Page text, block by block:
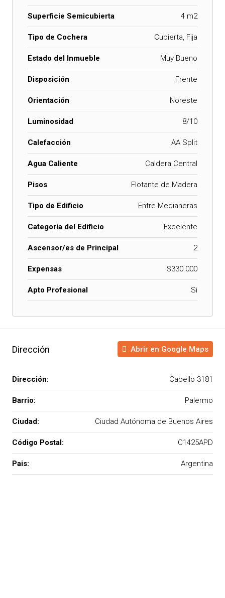
Superficie Semicubierta 4 m2
Tipo de Cochera Cubierta, Fija
Estado del Inmueble Muy Bueno
Disposición Frente
Orientación Noreste
Luminosidad 8/10
Calefacción AA Split
Agua Caliente Caldera Central
Pisos Flotante de Madera
Tipo de Edificio Entre Medianeras
Categoría del Edificio Excelente
Ascensor/es de Principal 2
Expensas $330.000
Apto Profesional Si
Dirección Abrir en Google Maps
Dirección: Cabello 3181
Barrio: Palermo
Ciudad: Ciudad Autónoma de Buenos Aires
Código Postal: C1425APD
Pais: Argentina